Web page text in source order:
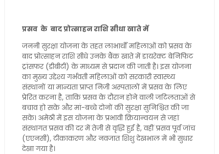
प्रसव के बाद प्रोत्साहन राशि सीधा खाते में
जननी सुरक्षा योजना के तहत लाभार्थी महिलाओं को प्रसव के
बाद प्रोत्साहन राशि सीधे उनके बैंक खाते में डायरेक्ट बेनिफिट
ट्रांसफर (डीबीटी) के माध्यम से प्रदान की जाती है। इस योजना
का मुख्य उद्देश्य गर्भवती महिलाओं को सरकारी स्वास्थ्य
संस्थानों या मान्यता प्राप्त निजी अस्पतालों में प्रसव के लिए
प्रेरित करना है, ताकि प्रसव के दौरान होने वाली जटिलताओं से
बचाव हो सके और मां-बच्चे दोनों की सुरक्षा सुनिश्चित की जा
सके। अमेठी में इस योजना के प्रभावी क्रियान्वयन से जहां
संस्थागत प्रसव की दर में तेजी से वृद्धि हुई है, वहीं प्रसव पूर्व जांच
(एएनसी), टीकाकरण और नवजात शिशु देखभाल में भी सुधार
देखा गया है।